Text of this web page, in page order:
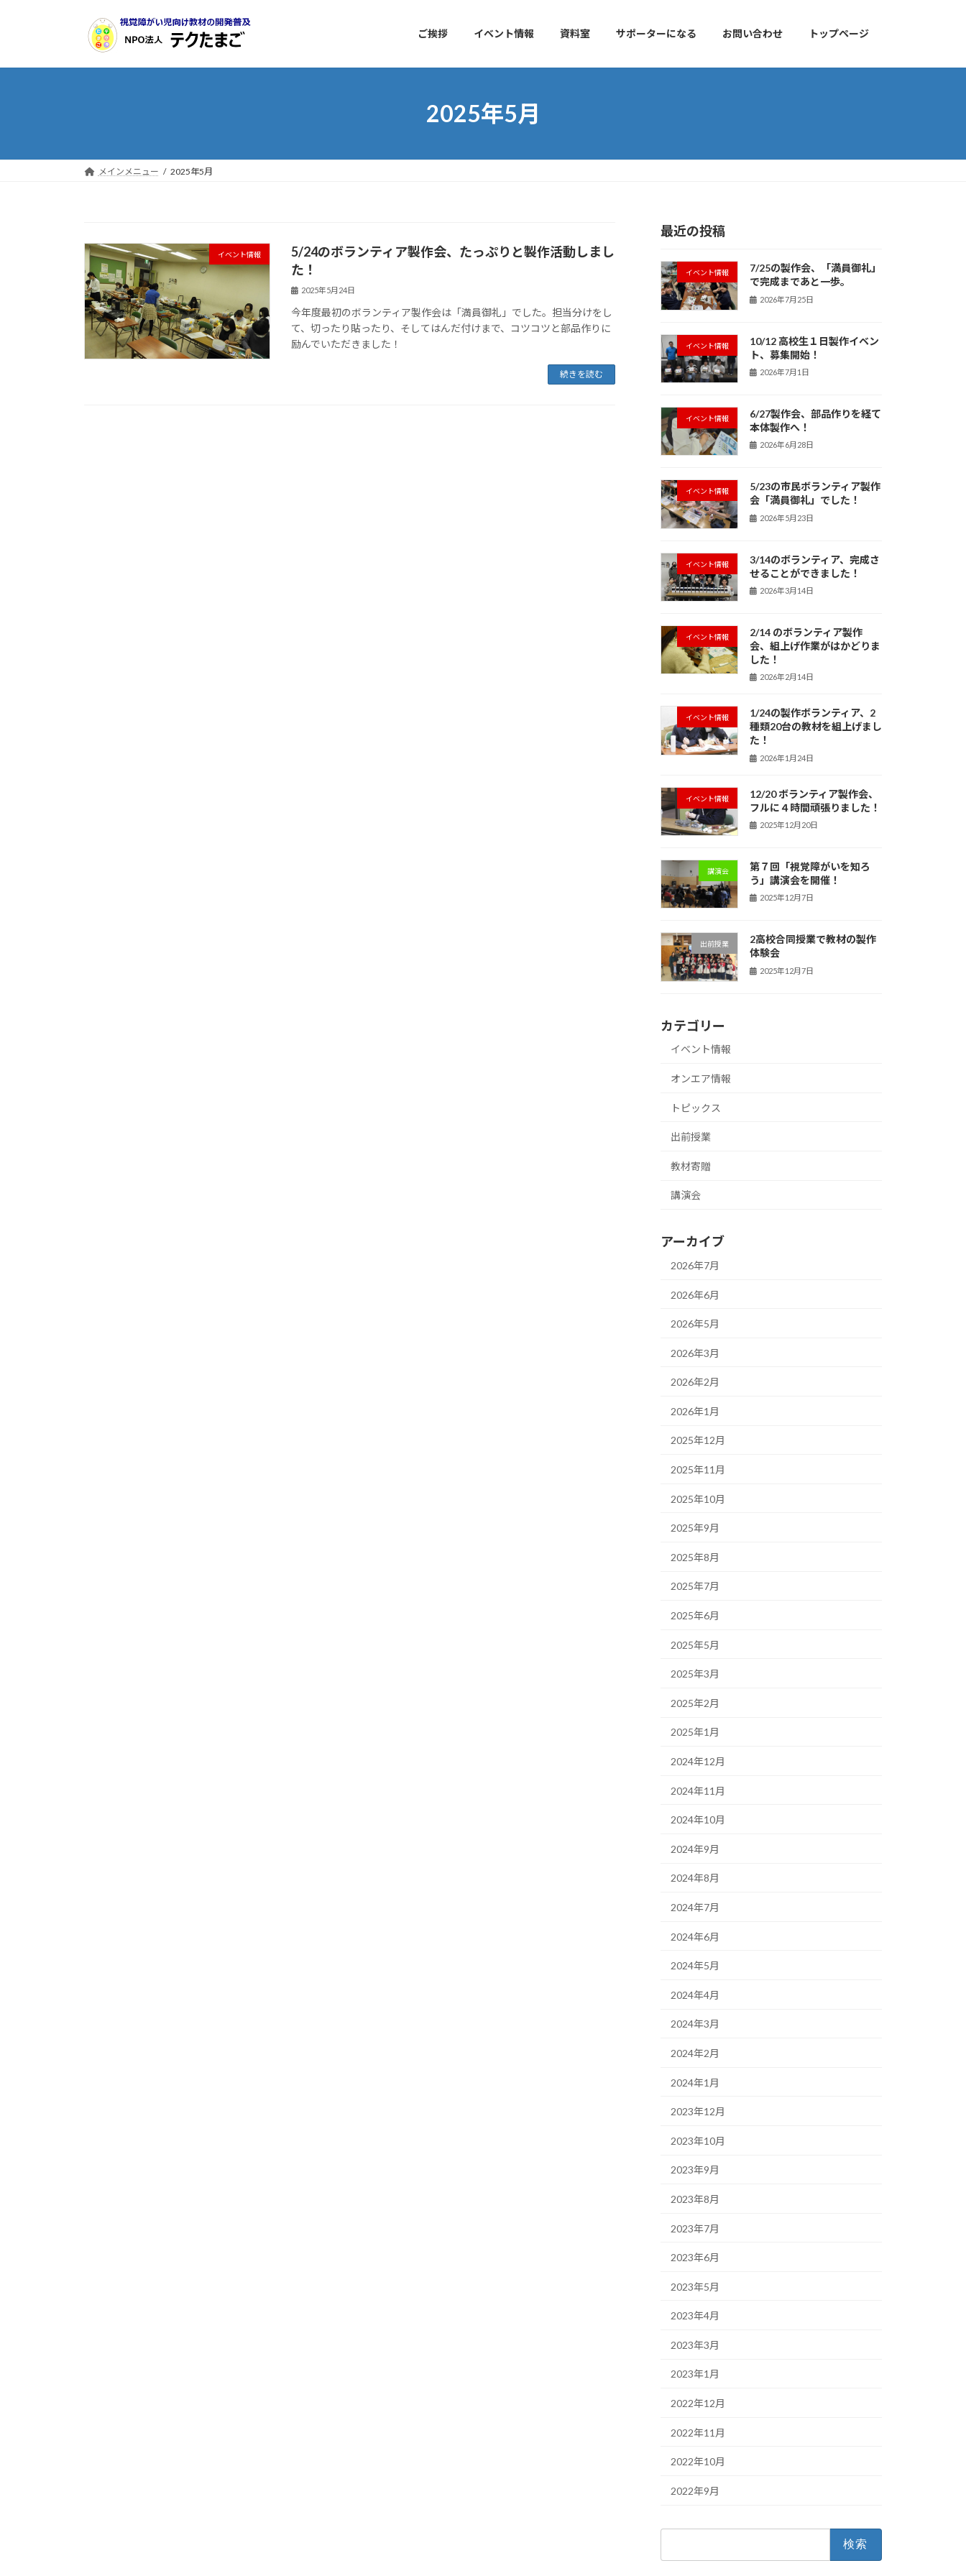
プ
動
ご挨拶 イベント情報 資料室 サポーターになる お問い合わせ トップページ
2025年5月
メインメニュー 2025年5月
イベント情報
5/24のボランティア製作会、たっぷりと製作活動しまし
た！
2025年5月24日
今年度最初のボランティア製作会は「満員御礼」でした。担当分けをし
て、切ったり貼ったり、そしてはんだ付けまで、コツコツと部品作りに
励んでいただきました！
続きを読む
最近の投稿
イベント情報
7/25の製作会、「満員御礼」
で完成まであと一歩。
2026年7月25日
イベント情報
10/12 高校生１日製作イベン
ト、募集開始！
2026年7月1日
イベント情報
6/27製作会、部品作りを経て
本体製作へ！
2026年6月28日
イベント情報
5/23の市民ボランティア製作
会「満員御礼」でした！
2026年5月23日
イベント情報
3/14のボランティア、完成さ
せることができました！
2026年3月14日
イベント情報
2/14 のボランティア製作
会、組上げ作業がはかどりま
した！
2026年2月14日
イベント情報
1/24の製作ボランティア、2
種類20台の教材を組上げまし
た！
2026年1月24日
イベント情報
12/20 ボランティア製作会、
フルに４時間頑張りました！
2025年12月20日
講演会
第７回「視覚障がいを知ろ
う」講演会を開催！
2025年12月7日
出前授業
2高校合同授業で教材の製作
体験会
2025年12月7日
カテゴリー
イベント情報
オンエア情報
トピックス
出前授業
教材寄贈
講演会
アーカイブ
2026年7月
2026年6月
2026年5月
2026年3月
2026年2月
2026年1月
2025年12月
2025年11月
2025年10月
2025年9月
2025年8月
2025年7月
2025年6月
2025年5月
2025年3月
2025年2月
2025年1月
2024年12月
2024年11月
2024年10月
2024年9月
2024年8月
2024年7月
2024年6月
2024年5月
2024年4月
2024年3月
2024年2月
2024年1月
2023年12月
2023年10月
2023年9月
2023年8月
2023年7月
2023年6月
2023年5月
2023年4月
2023年3月
2023年1月
2022年12月
2022年11月
2022年10月
2022年9月